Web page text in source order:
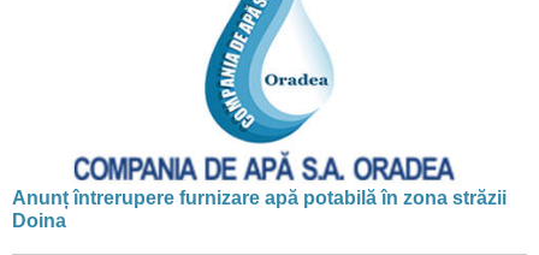
Anunț întrerupere furnizare apă potabilă în zona străzii
Doina